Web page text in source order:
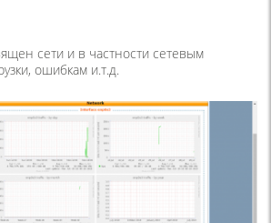
сети и в частности сетевым
ошибкам и.т.д.